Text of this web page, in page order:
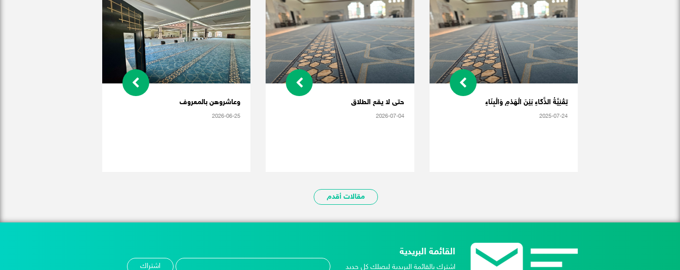
تِقْنِيَّةُ الذَّكَاءِ بَيْنَ الْهَدْمِ وَالْبِنَاءِ
2025-07-24
حتى لا يقع الطلاق
2026-07-04
وعاشروهن بالمعروف
2026-06-25
مقالات أقدم
القائمة البريدية
اشترك بالقائمة البريدية ليصلك كل جديد